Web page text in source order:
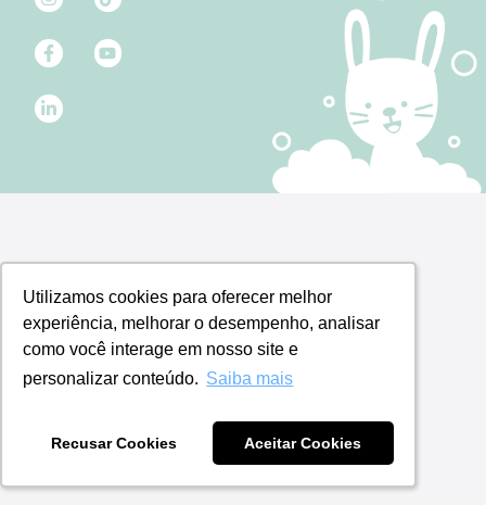
Utilizamos cookies para oferecer melhor
experiência, melhorar o desempenho, analisar
como você interage em nosso site e
personalizar conteúdo. Saiba mais
Recusar Cookies Aceitar Cookies
Utilizamos cookies para oferecer melhor
experiência, melhorar o desempenho, analisar
como você interage em nosso site e
personalizar conteúdo. Saiba mais
Recusar Cookies Aceitar Cookies